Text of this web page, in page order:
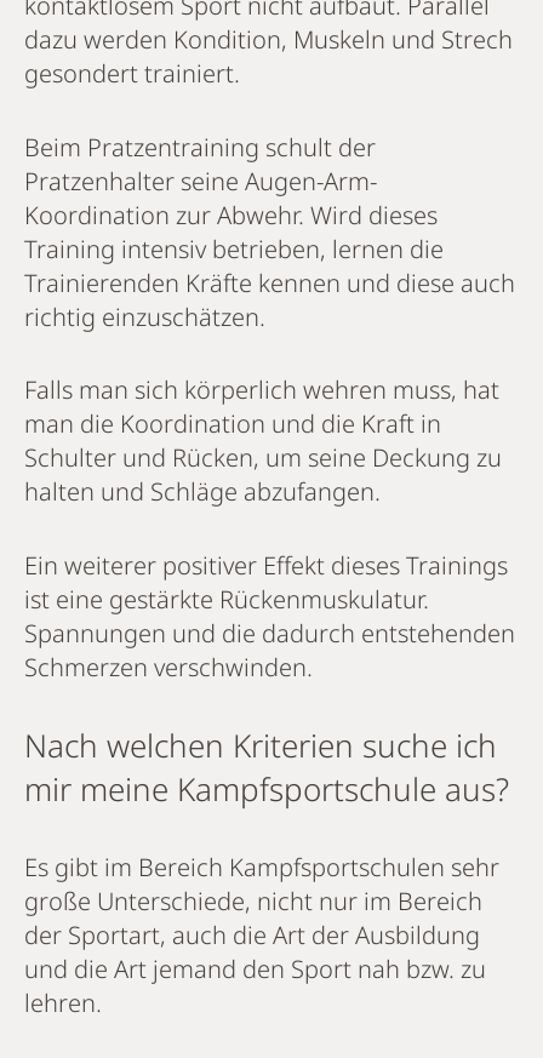
dazu werden Kondition, Muskeln und Strech
gesondert trainiert.
Beim Pratzentraining schult der
Pratzenhalter seine Augen-Arm-
Koordination zur Abwehr. Wird dieses
Training intensiv betrieben, lernen die
Trainierenden Kräfte kennen und diese auch
richtig einzuschätzen.
Falls man sich körperlich wehren muss, hat
man die Koordination und die Kraft in
Schulter und Rücken, um seine Deckung zu
halten und Schläge abzufangen.
Ein weiterer positiver Effekt dieses Trainings
ist eine gestärkte Rückenmuskulatur.
Spannungen und die dadurch entstehenden
Schmerzen verschwinden.
Nach welchen Kriterien suche ich
mir meine Kampfsportschule aus?
Es gibt im Bereich Kampfsportschulen sehr
große Unterschiede, nicht nur im Bereich
der Sportart, auch die Art der Ausbildung
und die Art jemand den Sport nah bzw. zu
lehren.